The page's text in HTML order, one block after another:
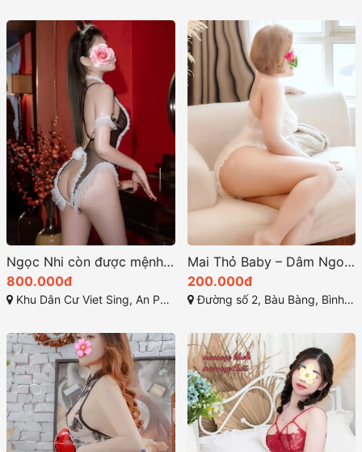
Ngọc Nhi còn được mệnh danh là em gái ngọt ngào
800.000đ
Khu Dân Cư Viet Sing, An Phú, Thuận An, Bình Dương, Việt Nam
Mai Thỏ Baby – Dâm Ngoan Diệu Dàng Chiều Khách
200.000đ
Đường số 2, Bàu Bàng, Bình Dương